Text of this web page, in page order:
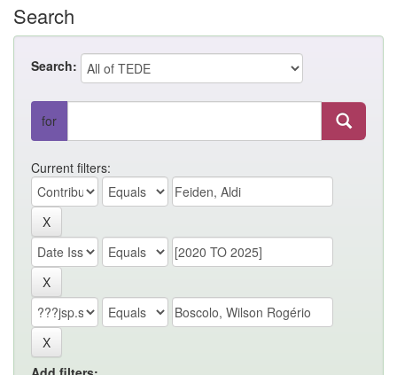
Search
Search:
for
Current filters: